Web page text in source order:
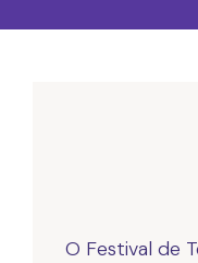
O Festival de